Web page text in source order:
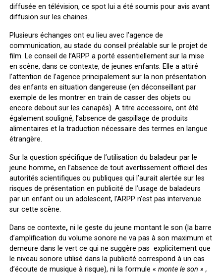
diffusée en télévision, ce spot lui a été soumis pour avis avant
diffusion sur les chaines.
Plusieurs échanges ont eu lieu avec l’agence de
communication, au stade du conseil préalable sur le projet de
film. Le conseil de l’ARPP a porté essentiellement sur la mise
en scène, dans ce contexte, de jeunes enfants. Elle a attiré
l’attention de l’agence principalement sur la non présentation
des enfants en situation dangereuse (en déconseillant par
exemple de les montrer en train de casser des objets ou
encore debout sur les canapés). A titre accessoire, ont été
également souligné, l’absence de gaspillage de produits
alimentaires et la traduction nécessaire des termes en langue
étrangère.
Sur la question spécifique de l’utilisation du baladeur par le
jeune homme, en l’absence de tout avertissement officiel des
autorités scientifiques ou publiques qui l’aurait alertée sur les
risques de présentation en publicité de l’usage de baladeurs
par un enfant ou un adolescent, l’ARPP n’est pas intervenue
sur cette scène.
Dans ce contexte, ni le geste du jeune montant le son (la barre
d’amplification du volume sonore ne va pas à son maximum et
demeure dans le vert ce qui ne suggère pas explicitement que
le niveau sonore utilisé dans la publicité correspond à un cas
d’écoute de musique à risque), ni la formule « monte le son » ,